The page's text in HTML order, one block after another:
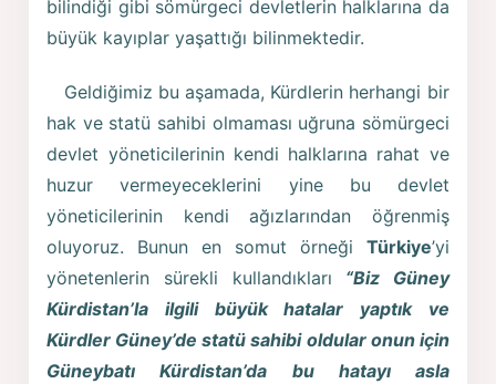
bilindiği gibi sömürgeci devletlerin halklarına da
büyük kayıplar yaşattığı bilinmektedir.
Geldiğimiz bu aşamada, Kürdlerin herhangi bir
hak ve statü sahibi olmaması uğruna sömürgeci
devlet yöneticilerinin kendi halklarına rahat ve
huzur vermeyeceklerini yine bu devlet
yöneticilerinin kendi ağızlarından öğrenmiş
oluyoruz. Bunun en somut örneği Türkiye’yi
yönetenlerin sürekli kullandıkları “Biz Güney
Kürdistan’la ilgili büyük hatalar yaptık ve
Kürdler Güney’de statü sahibi oldular onun için
Güneybatı Kürdistan’da bu hatayı asla